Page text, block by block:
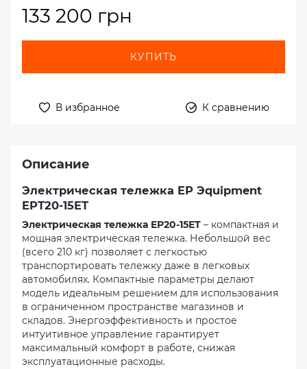
133 200 грн
КУПИТЬ
В избранное К сравнению
Описание
Электрическая тележка EP Эquipment
EPT20-15ET
Электрическая тележка EP20-15ET – компактная и
мощная электрическая тележка. Небольшой вес
(всего 210 кг) позволяет с легкостью
транспортировать тележку даже в легковых
автомобилях. Компактные параметры делают
модель идеальным решением для использования
в ограниченном пространстве магазинов и
складов. Энергоэффективность и простое
интуитивное управление гарантирует
максимальный комфорт в работе, снижая
эксплуатационные расходы.